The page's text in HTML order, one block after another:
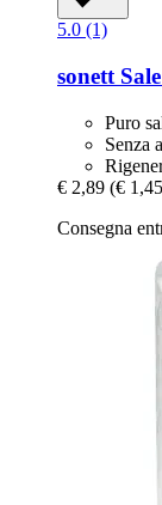
5.0 (1)
sonett
Puro
Senza
€ 2,89 (€
Consegna